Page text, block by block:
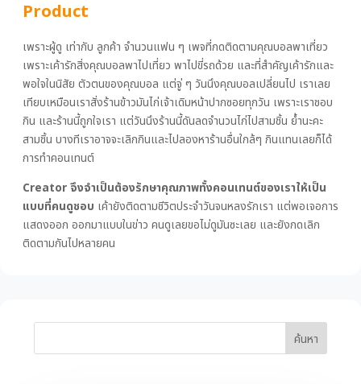
Product
เพราะผู้ดู เท่ากับ ลูกค้า จำนวนแฟน ๆ เพจที่กดติดตามคุณบอลพาเที่ยว
เพราะเค้ารักสิ่งคุณบอลพาไปเที่ยว พาไปขี่รถด้วย และที่สำคัญเค้ารักและ
พอใจในนิสัย ตัวตนของคุณบอล แต่จู่ ๆ วันนึงคุณบอลเปลี่ยนไป เราเลย
เทียบเหมือนเราสั่งร้านข้าวมันไก่เจ้าเดิมหน้าปากซอยทุกวัน เพราะเราชอบ
กิน และร้านนี้ถูกใจเรา แต่วันนึงร้านนี้ดันลดจำนวนไก่ไปสามชิ้น ย้ำนะคะ
สามชิ้น บางทีเราอาจจะเลิกกินและไปลองหาร้านอื่นใกล้ๆ กินแทนเลยก็ได้
การทำคอนเทนต์
Creator จึงจำเป็นต้องรักษาคุณภาพทั้งคอนเทนต์ของเราให้เป็น
แบบที่คนดูชอบ เค้ายังติดตามชีวิตประจำวันจนหลงรักเรา แต่พอเจอการ
แสดงออก ออกมาแบบในข่าว คนดูเลยขอไม่ดูมันซะเลย และยังกดเลิก
ติดตามกันไปหลายคน
ค้นหา